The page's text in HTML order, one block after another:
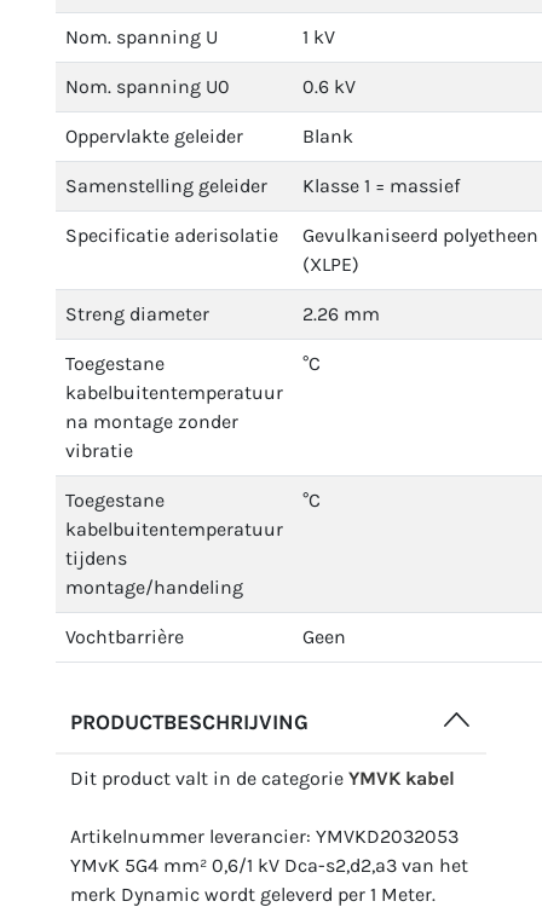
Nom. spanning U 1 kV
Nom. spanning U0 0.6 kV
Oppervlakte geleider Blank
Samenstelling geleider Klasse 1 = massief
Specificatie aderisolatie
Gevulkaniseerd polyetheen
(XLPE)
Streng diameter 2.26 mm
Toegestane
kabelbuitentemperatuur
na montage zonder
vibratie
°C
Toegestane
kabelbuitentemperatuur
tijdens
montage/handeling
°C
Vochtbarrière Geen
PRODUCTBESCHRIJVING
Dit product valt in de categorie YMVK kabel
Artikelnummer leverancier: YMVKD2032053
YMvK 5G4 mm² 0,6/1 kV Dca-s2,d2,a3 van het
merk Dynamic wordt geleverd per 1 Meter.